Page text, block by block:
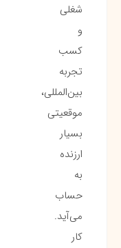
شغلی
و
کسب
تجربه
بین‌المللی،
موقعیتی
بسیار
ارزنده
به
حساب
می‌آید.
کار